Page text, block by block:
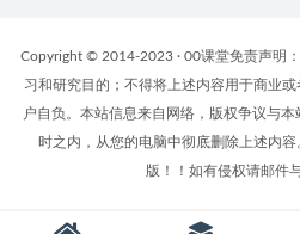
Copyright © 2014-2023 · 00课堂免责声明
习和研究目的；不得将上述内容用于商业
户自负。本站信息来自网络，版权争议与
时之内，从您的电脑中彻底删除上述内
版！！如有侵权请邮件